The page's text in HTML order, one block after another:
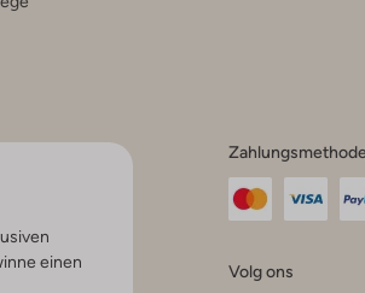
einen
Volg ons